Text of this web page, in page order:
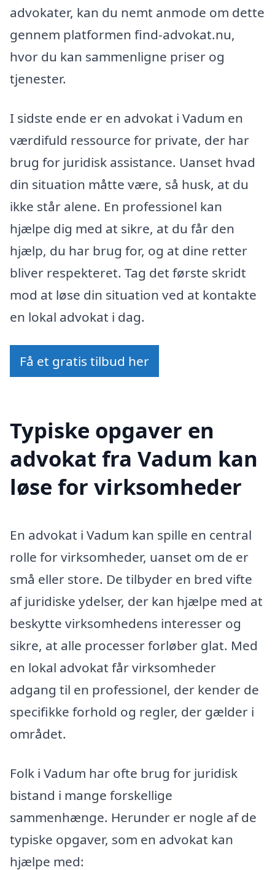
advokater, kan du nemt anmode om dette
gennem platformen find-advokat.nu,
hvor du kan sammenligne priser og
tjenester.
I sidste ende er en advokat i Vadum en
værdifuld ressource for private, der har
brug for juridisk assistance. Uanset hvad
din situation måtte være, så husk, at du
ikke står alene. En professionel kan
hjælpe dig med at sikre, at du får den
hjælp, du har brug for, og at dine retter
bliver respekteret. Tag det første skridt
mod at løse din situation ved at kontakte
en lokal advokat i dag.
Få et gratis tilbud her
Typiske opgaver en
advokat fra Vadum kan
løse for virksomheder
En advokat i Vadum kan spille en central
rolle for virksomheder, uanset om de er
små eller store. De tilbyder en bred vifte
af juridiske ydelser, der kan hjælpe med at
beskytte virksomhedens interesser og
sikre, at alle processer forløber glat. Med
en lokal advokat får virksomheder
adgang til en professionel, der kender de
specifikke forhold og regler, der gælder i
området.
Folk i Vadum har ofte brug for juridisk
bistand i mange forskellige
sammenhænge. Herunder er nogle af de
typiske opgaver, som en advokat kan
hjælpe med: